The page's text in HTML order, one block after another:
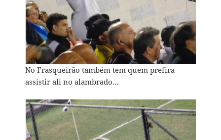
No Frasqueirão também tem quem prefira
assistir ali no alambrado…